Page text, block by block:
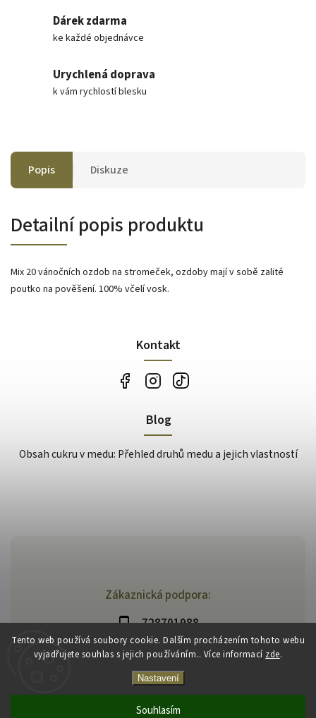
Tento web používá soubory cookie. Dalším procházením tohoto webu
vyjadřujete souhlas s jejich používáním.. Více informací zde.
Nastavení
Souhlasím
Dárek zdarma
ke každé objednávce
Urychlená doprava
k vám rychlostí blesku
Popis Diskuze
Detailní popis produktu
Mix 20 vánočních ozdob na stromeček, ozdoby mají v sobě zalité
poutko na pověšení. 100% včelí vosk.
Zákaznická podpora:
728701988
Kontakt
Blog
Obsah cukru v medu: Přehled druhů medu a jejich vlastností